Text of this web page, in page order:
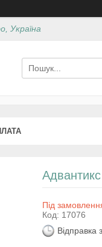
Україна
Під
Код: 17076
Відправка